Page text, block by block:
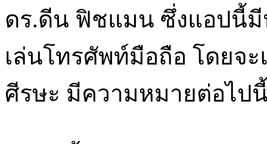
ดร.ดีน ฟิชแมน ซึ่งแอปนี้
เล่นโทรศัพท์มือถือ โดยจ
ศีรษะ มีความหมายต่อไป